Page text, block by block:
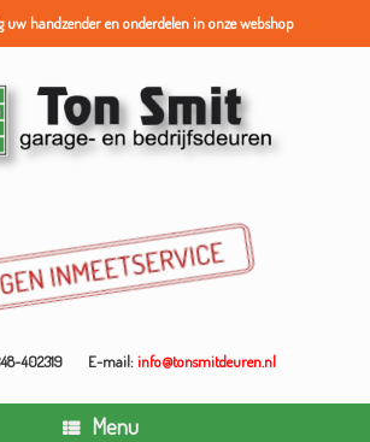
uw handzender en onderdelen in onze webshop
402319 E-mail:info@tonsmitdeuren.nl
Menu